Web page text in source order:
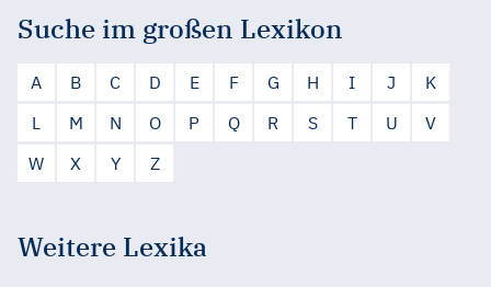
Suche im großen Lexikon
A B C D E F G H I J
K
L
M N O P Q R S T U
V
W
X Y Z
Weitere Lexika